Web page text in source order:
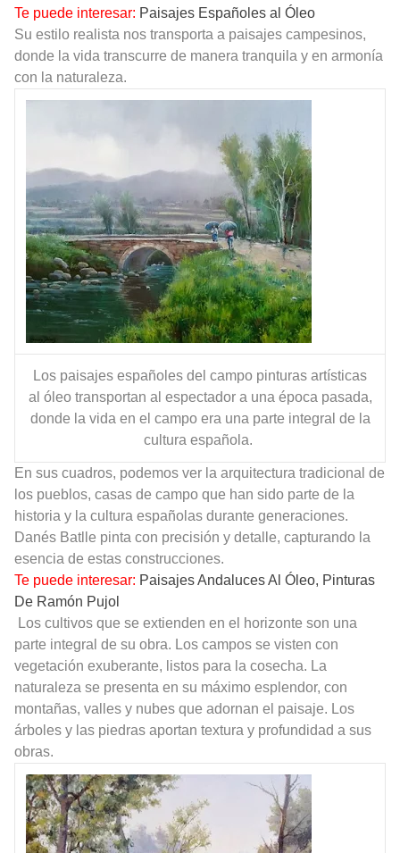
Te puede interesar: Paisajes Españoles al Óleo
Su estilo realista nos transporta a paisajes campesinos,
donde la vida transcurre de manera tranquila y en armonía
con la naturaleza.
Los paisajes españoles del campo pinturas artísticas
al óleo transportan al espectador a una época pasada,
donde la vida en el campo era una parte integral de la
cultura española.
En sus cuadros, podemos ver la arquitectura tradicional de
los pueblos, casas de campo que han sido parte de la
historia y la cultura españolas durante generaciones.
Danés Batlle pinta con precisión y detalle, capturando la
esencia de estas construcciones.
Te puede interesar: Paisajes Andaluces Al Óleo, Pinturas
De Ramón Pujol
Los cultivos que se extienden en el horizonte son una
parte integral de su obra. Los campos se visten con
vegetación exuberante, listos para la cosecha. La
naturaleza se presenta en su máximo esplendor, con
montañas, valles y nubes que adornan el paisaje. Los
árboles y las piedras aportan textura y profundidad a sus
obras.